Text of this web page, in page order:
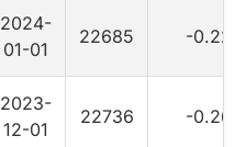
2024-
01-01
22685 -0.22
2023-
12-01
22736 -0.26